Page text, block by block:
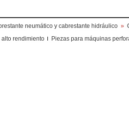
neumático y cabrestante hidráulico »
rendimiento
Piezas para máquinas